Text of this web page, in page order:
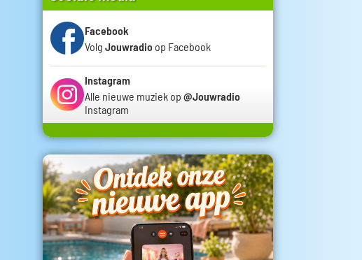
Facebook
Volg Jouwradio op Facebook
Instagram
Alle nieuwe muziek op @Jouwradio
Instagram